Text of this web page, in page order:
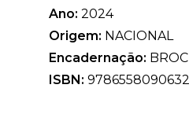
Ano: 2024
Origem: NACIONAL
Encadernação:
ISBN: 9786558090632